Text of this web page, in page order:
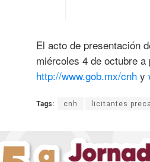
El acto de presentación
miércoles 4 de octubre
http://www.gob.mx/cnh y
Tags: cnh licitantes